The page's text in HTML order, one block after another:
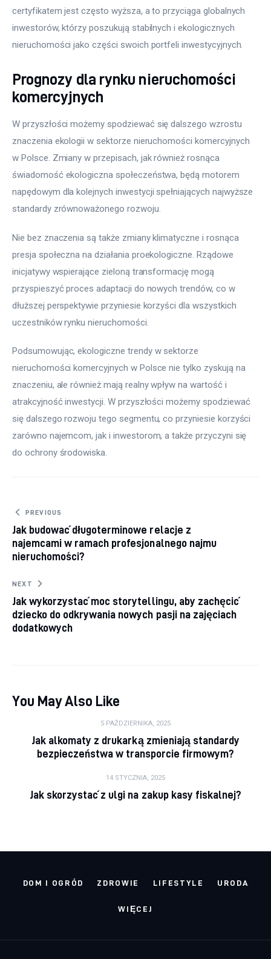
certyfikatem jest często wyższa, a to przyciąga globalnych
inwestorów, którzy poszukują stabilnych i ekologicznych
nieruchomości jako części swoich portfeli inwestycyjnych.
Prognozy dla rynku nieruchomości
komercyjnych
W przyszłości możemy spodziewać się dalszego wzrostu
znaczenia ekologii w sektorze nieruchomości komercyjnych
w Polsce. Zmiany w przepisach, jak również rosnąca
świadomość ekologiczna społeczeństwa, będą motorem
napędowym dla kolejnych inwestycji spełniających najwyższe
standardy zrównoważonego rozwoju.
Nie bez znaczenia są także zmiany klimatyczne i rosnąca
presja społeczna na działania proekologiczne. Rządowe
inicjatywy wspierające zieloną transformację mogą
przyspieszyć proces adaptacji do nowych trendów, co w
dłuższej perspektywie przyniesie korzyści dla wszystkich
uczestników rynku nieruchomości.
Podsumowując, ekologiczne trendy w sektorze
nieruchomości komercyjnych w Polsce nie tylko zyskują na
znaczeniu, ale również mają realny wpływ na wartość i
atrakcyjność inwestycji. W przyszłości możemy spodziewać
się dalszego rozwoju tego segmentu, co przyniesie korzyści
zarówno najemcom, jak i inwestorom, a także przyczyni się
do ochrony środowiska.
Nawigacja wpisu
PREVIOUS
Jak budować długoterminowe relacje z
najemcami w ramach profesjonalnego najmu
nieruchomości?
NEXT
Jak wykorzystać moc storytellingu, aby zachęcić
dziecko do odkrywania nowych pasji na zajęciach
dodatkowych
You May Also Like
5 PAŹDZIERNIKA, 2025
Jak alkomaty z drukarką zmieniają standardy
bezpieczeństwa w transporcie firmowym?
14 STYCZNIA, 2025
Jak skorzystać z ulgi na zakup kasy fiskalnej?
DOM I OGRÓD ZDROWIE LIFESTYLE URODA
WIĘCEJ